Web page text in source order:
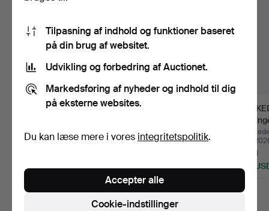
SEJLERJAKKE,
Lloyd, …
Opnåede hammerslag 29
jul 2026
32 USD
SEJLERJAKKE,
Lloyd, …
Opnåede hammerslag 28
jul 2026
66 USD
maj
9 bud
274
Tilpasning af indhold og funktioner baseret
på din brug af websitet.
Udvikling og forbedring af Auctionet.
Markedsføring af nyheder og indhold til dig
på eksterne websites.
Du kan læse mere i vores integritetspolitik.
Cookie-indstillinger
Accepter alle